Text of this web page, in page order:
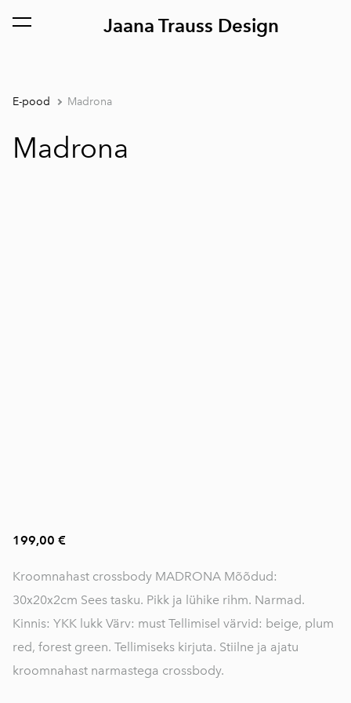
Jaana Trauss Design
lisati ostukorvi. Vaata ostukorvi
E-pood Madrona
Madrona
199,00 €
Kroomnahast crossbody MADRONA Mõõdud:
30x20x2cm Sees tasku. Pikk ja lühike rihm. Narmad.
Kinnis: YKK lukk Värv: must Tellimisel värvid: beige, plum
red, forest green. Tellimiseks kirjuta. Stiilne ja ajatu
kroomnahast narmastega crossbody.